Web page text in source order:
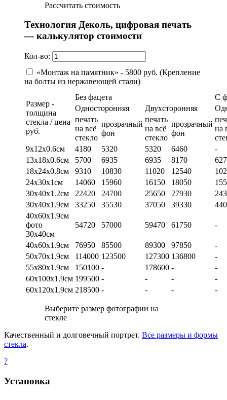
Рассчитать стоимость
Технология Деколь, цифровая печать
— калькулятор стоимости
Кол-во:
«Монтаж на памятник» - 5800 руб. (Крепление
на болты из нержавеющей стали)
Размер -
толщина
стекла / цена
руб.
Без фацета
С
Односторонняя
Двухсторонняя
печать
на всё
стекло
прозрачный
фон
печать
на всё
стекло
прозрачный
фон
на
9х12х0.6см
4180 5320 5320 6460
-
13х18х0.6см
5700 6935 6935 8170
18х24х0.8см
9310 10830 11020 12540
24х30х1см
14060 15960 16150 18050
30х40х1.2см
22420 24700 25650 27930
30х40х1.9см
33250 35530 37050 39330
40х60х1.9см
фото
30х40см
54720 57000 59470 61750 -
40х60х1.9см 76950 85500 89300 97850
-
50х70х1.9см
114000 123500 127300 136800
-
55х80х1.9см
150100 - 178600 -
-
60х100х1.9см 199500 - - -
-
60х120х1.9см 218500 - - - -
Выберите размер фотографии на
стекле
Качественный и долговечный портрет. Все размеры и формы
стекла.
?
Установка